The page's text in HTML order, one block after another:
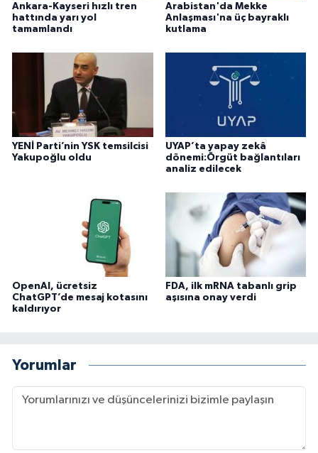
Ankara-Kayseri hızlı tren
hattında yarı yol
tamamlandı
Arabistan'da Mekke
Anlaşması'na üç bayraklı
kutlama
YENİ Parti’nin YSK temsilcisi
Yakupoğlu oldu
UYAP’ta yapay zekâ
dönemi:Örgüt bağlantıları
analiz edilecek
OpenAI, ücretsiz
ChatGPT’de mesaj kotasını
kaldırıyor
FDA, ilk mRNA tabanlı grip
aşısına onay verdi
Yorumlar